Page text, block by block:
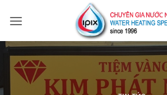
qua
dung